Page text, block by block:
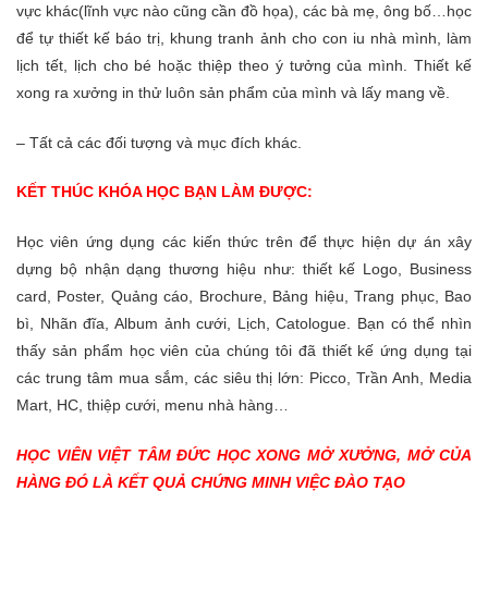
vực khác(lĩnh vực nào cũng cần đồ họa), các bà mẹ, ông bố…học
để tự thiết kế báo trị, khung tranh ảnh cho con iu nhà mình, làm
lịch tết, lịch cho bé hoặc thiệp theo ý tưởng của mình. Thiết kế
xong ra xưởng in thử luôn sản phẩm của mình và lấy mang về.
– Tất cả các đối tượng và mục đích khác.
KẾT THÚC KHÓA HỌC BẠN LÀM ĐƯỢC:
Học viên ứng dụng các kiến thức trên để thực hiện dự án xây
dựng bộ nhận dạng thương hiệu như: thiết kế Logo, Business
card, Poster, Quảng cáo, Brochure, Bảng hiệu, Trang phục, Bao
bì, Nhãn đĩa, Album ảnh cưới, Lịch, Catologue. Bạn có thể nhìn
thấy sản phẩm học viên của chúng tôi đã thiết kế ứng dụng tại
các trung tâm mua sắm, các siêu thị lớn: Picco, Trần Anh, Media
Mart, HC, thiệp cưới, menu nhà hàng…
HỌC VIÊN VIỆT TÂM ĐỨC HỌC XONG MỞ XƯỞNG, MỞ CỦA
HÀNG ĐÓ LÀ KẾT QUẢ CHỨNG MINH VIỆC ĐÀO TẠO